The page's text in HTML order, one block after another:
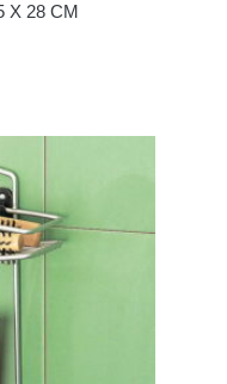
X 28 CM